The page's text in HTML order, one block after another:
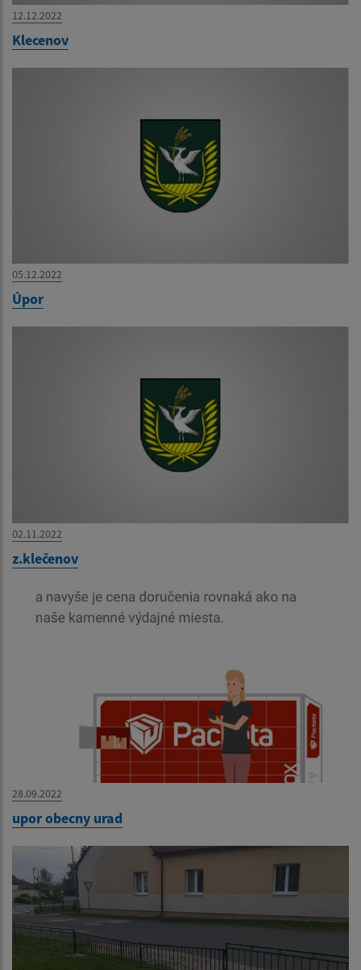
12.12.2022
Klecenov
05.12.2022
Úpor
02.11.2022
z.klečenov
28.09.2022
upor obecny urad